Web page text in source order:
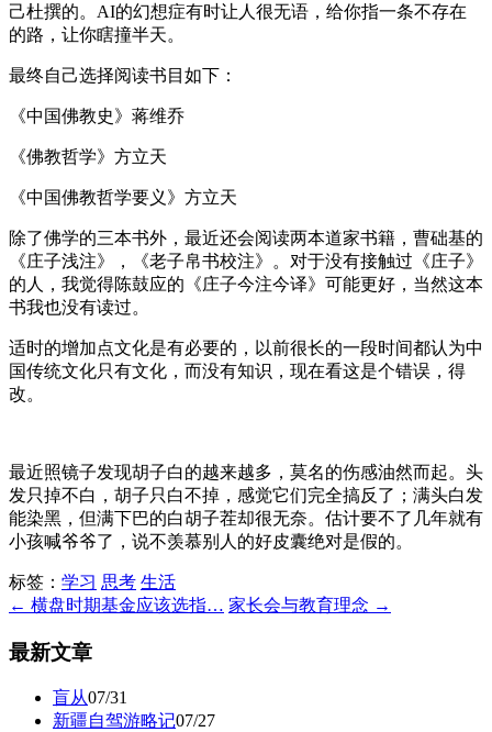
己杜撰的。AI的幻想症有时让人很无语，给你指一条不存在
的路，让你瞎撞半天。
最终自己选择阅读书目如下：
《中国佛教史》蒋维乔
《佛教哲学》方立天
《中国佛教哲学要义》方立天
除了佛学的三本书外，最近还会阅读两本道家书籍，曹础基的
《庄子浅注》，《老子帛书校注》。对于没有接触过《庄子》
的人，我觉得陈鼓应的《庄子今注今译》可能更好，当然这本
书我也没有读过。
适时的增加点文化是有必要的，以前很长的一段时间都认为中
国传统文化只有文化，而没有知识，现在看这是个错误，得
改。
最近照镜子发现胡子白的越来越多，莫名的伤感油然而起。头
发只掉不白，胡子只白不掉，感觉它们完全搞反了；满头白发
能染黑，但满下巴的白胡子茬却很无奈。估计要不了几年就有
小孩喊爷爷了，说不羡慕别人的好皮囊绝对是假的。
标签： 学习 思考 生活
← 横盘时期基金应该选指… 家长会与教育理念 →
最新文章
盲从07/31
新疆自驾游略记07/27